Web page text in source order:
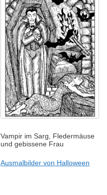
Vampir im Sarg, Fledermäuse
und gebissene Frau
Ausmalbilder von Halloween